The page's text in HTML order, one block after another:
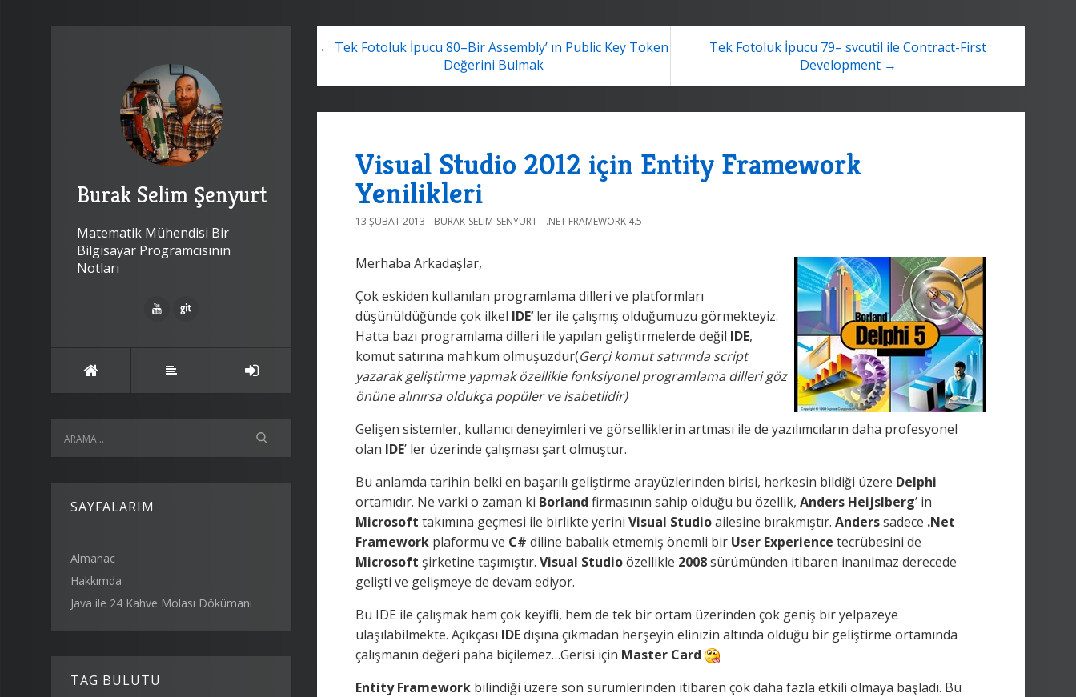
Burak Selim Şenyurt
Matematik Mühendisi Bir
Bilgisayar Programcısının
Notları
SAYFALARIM
Almanac
Hakkımda
Java ile 24 Kahve Molası Dökümanı
TAG BULUTU
← Tek Fotoluk İpucu 80–Bir Assembly’ ın Public Key Token
Değerini Bulmak
Tek Fotoluk İpucu 79– svcutil ile Contract-First
Development →
Visual Studio 2012 için Entity Framework
Yenilikleri
13 ŞUBAT 2013 BURAK-SELIM-SENYURT .NET FRAMEWORK 4.5
Merhaba Arkadaşlar,
Çok eskiden kullanılan programlama dilleri ve platformları
düşünüldüğünde çok ilkel IDE’ler ile çalışmış olduğumuzu görmekteyiz.
Hatta bazı programlama dilleri ile yapılan geliştirmelerde değil IDE,
komut satırına mahkum olmuşuzdur(Gerçi komut satırında script
yazarak geliştirme yapmak özellikle fonksiyonel programlama dilleri göz
önüne alınırsa oldukça popüler ve isabetlidir)
Gelişen sistemler, kullanıcı deneyimleri ve görselliklerin artması ile de yazılımcıların daha profesyonel
olan IDE’ ler üzerinde çalışması şart olmuştur.
Bu anlamda tarihin belki en başarılı geliştirme arayüzlerinden birisi, herkesin bildiği üzere Delphi
ortamıdır. Ne varki o zaman ki Borland firmasının sahip olduğu bu özellik, Anders Heijslberg’ in
Microsoft takımına geçmesi ile birlikte yerini Visual Studioailesine bırakmıştır. Anderssadece .Net
Framework plaformu ve C# diline babalık etmemiş önemli bir User Experience tecrübesini de
Microsoft şirketine taşımıştır. Visual Studioözellikle 2008sürümünden itibaren inanılmaz derecede
gelişti ve gelişmeye de devam ediyor.
Bu IDE ile çalışmak hem çok keyifli, hem de tek bir ortam üzerinden çok geniş bir yelpazeye
ulaşılabilmekte. Açıkçası IDEdışına çıkmadan herşeyin elinizin altında olduğu bir geliştirme ortamında
çalışmanın değeri paha biçilemez…Gerisi için Master Card
Entity Framework bilindiği üzere son sürümlerinden itibaren çok daha fazla etkili olmaya başladı. Bu